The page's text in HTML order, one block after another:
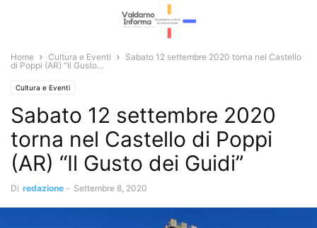
Home Cultura e Eventi
Sabato 12 settembre 2020 torna nel Castello
di Poppi (AR) “Il Gusto...
Cultura e Eventi
Sabato 12 settembre 2020
torna nel Castello di Poppi
(AR) “Il Gusto dei Guidi”
Di redazione - Settembre 8, 2020